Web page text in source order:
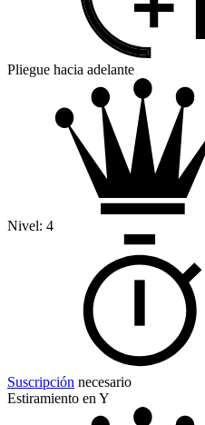
Pliegue hacia adelante
Nivel: 4
Suscripción necesario
Estiramiento en Y